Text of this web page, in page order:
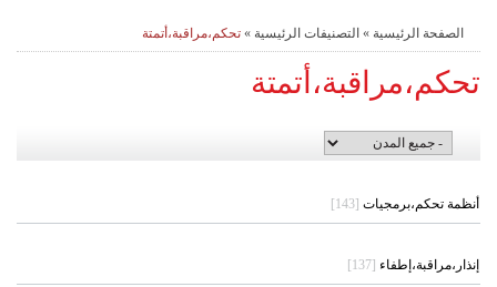
الصفحة الرئيسية » التصنيفات الرئيسية » تحكم،مراقبة،أتمتة
تحكم،مراقبة،أتمتة
أنظمة تحكم،برمجيات [143]
إنذار،مراقبة،إطفاء [137]